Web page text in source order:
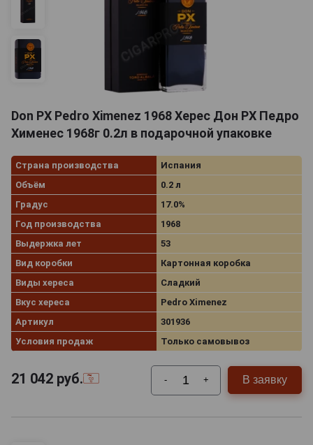
Don PX Pedro Ximenez 1968 Херес Дон РХ Педро
Хименес 1968г 0.2л в подарочной упаковке
Страна производства
Испания
Объём
0.2 л
Градус
17.0%
Год производства
1968
Выдержка лет
53
Вид коробки
Картонная коробка
Виды хереса
Сладкий
Вкус хереса
Pedro Ximenez
Артикул
301936
Условия продаж
Только самовывоз
21 042 руб. - + В заявку